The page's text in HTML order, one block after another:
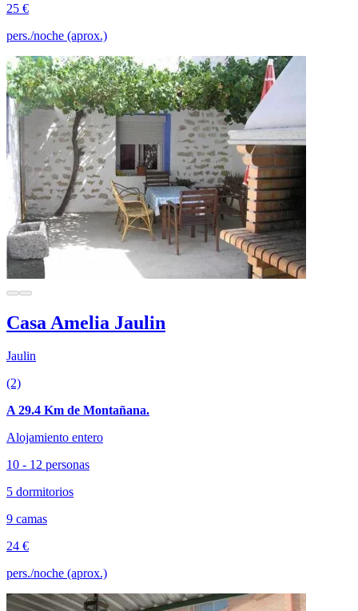
25 €
pers./noche (aprox.)
Casa Amelia Jaulin
Jaulin
(2)
A 29.4 Km de Montañana.
Alojamiento entero
10 - 12 personas
5 dormitorios
9 camas
24 €
pers./noche (aprox.)